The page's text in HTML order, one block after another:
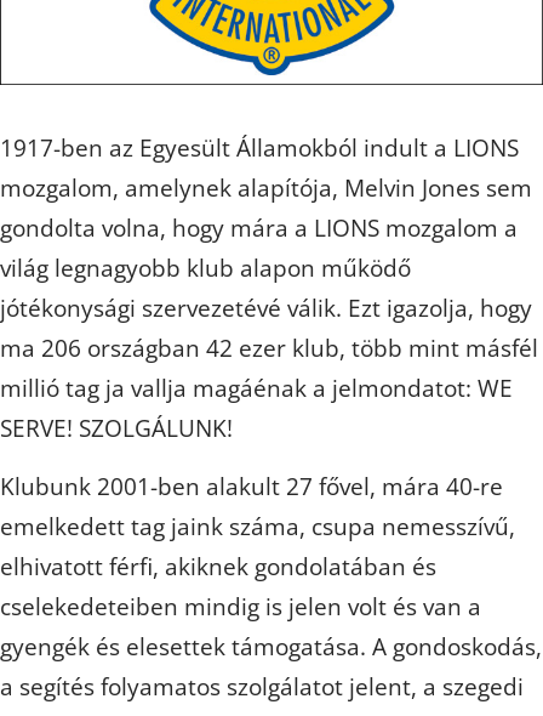
1917-ben az Egyesült Államokból indult a LIONS
mozgalom, amelynek alapítója, Melvin Jones sem
gondolta volna, hogy mára a LIONS mozgalom a
világ legnagyobb klub alapon működő
jótékonysági szervezetévé válik. Ezt igazolja, hogy
ma 206 országban 42 ezer klub, több mint másfél
millió tag ja vallja magáénak a jelmondatot: WE
SERVE! SZOLGÁLUNK!
Klubunk 2001-ben alakult 27 fővel, mára 40-re
emelkedett tag jaink száma, csupa nemesszívű,
elhivatott férfi, akiknek gondolatában és
cselekedeteiben mindig is jelen volt és van a
gyengék és elesettek támogatása. A gondoskodás,
a segítés folyamatos szolgálatot jelent, a szegedi